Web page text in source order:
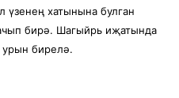
хатынына булган
бирә. Шагыйрь иҗатында
урын бирелә.